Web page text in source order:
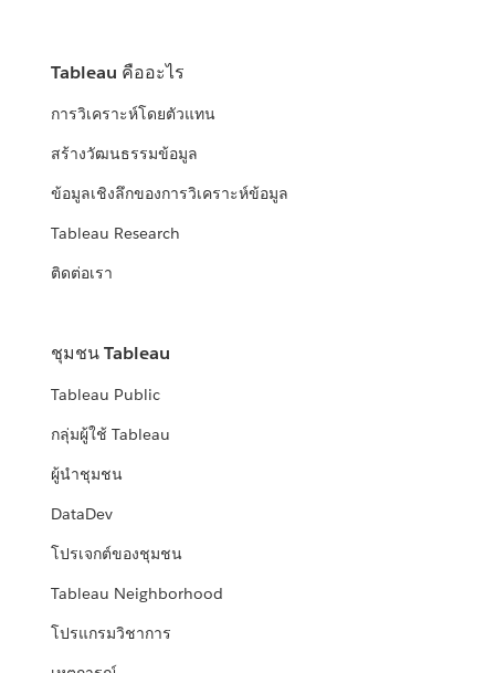
Tableau คืออะไร
การวิเคราะห์โดยตัวแทน
สร้างวัฒนธรรมข้อมูล
ข้อมูลเชิงลึกของการวิเคราะห์ข้อมูล
Tableau Research
ติดต่อเรา
ชุมชน Tableau
Tableau Public
กลุ่มผู้ใช้ Tableau
ผู้นำชุมชน
DataDev
โปรเจกต์ของชุมชน
Tableau Neighborhood
โปรแกรมวิชาการ